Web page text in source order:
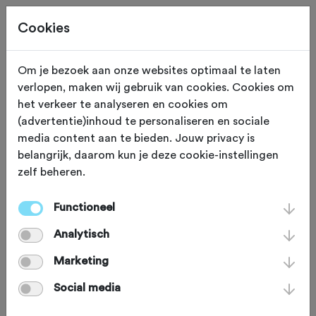
Beek Gem Montferland
Peeskesbult
De Peeskesbult is een lopende klim in
het Montferland. De klim is niet steil of
extreem lang maar laat de kuiten aan
het einde van een trainingsrit flink
branden. Vanuit Beek klim je via een
Cookies
Om je bezoek aan onze websites optimaal te laten
verlopen, maken wij gebruik van cookies. Cookies om
het verkeer te analyseren en cookies om
(advertentie)inhoud te personaliseren en sociale
media content aan te bieden. Jouw privacy is
belangrijk, daarom kun je deze cookie-instellingen
zelf beheren.
Functioneel
Analytisch
Marketing
Social media